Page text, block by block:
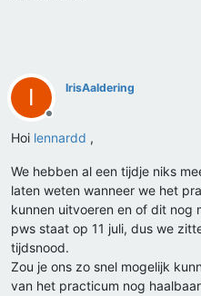
I
Offline
IrisAaldering
Hoi lennardd ,
We hebben al een tijdje niks
laten weten wanneer we het
kunnen uitvoeren en of dit nog
pws staat op 11 juli, dus we
tijdsnood.
Zou je ons zo snel mogelijk
van het practicum nog